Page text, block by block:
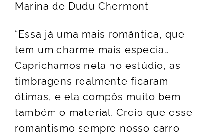
Marina de Dudu Chermont
“Essa já uma mais romântica, que
tem um charme mais especial.
Caprichamos nela no estúdio, as
timbragens realmente ficaram
ótimas, e ela compôs muito bem
também o material. Creio que esse
romantismo sempre nosso carro